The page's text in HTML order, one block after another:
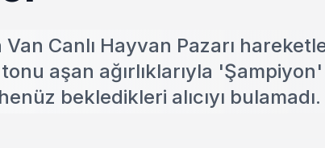
Canlı Hayvan Pazarı
aşan ağırlıklarıyla
bekledikleri alıcıyı bulamadı.